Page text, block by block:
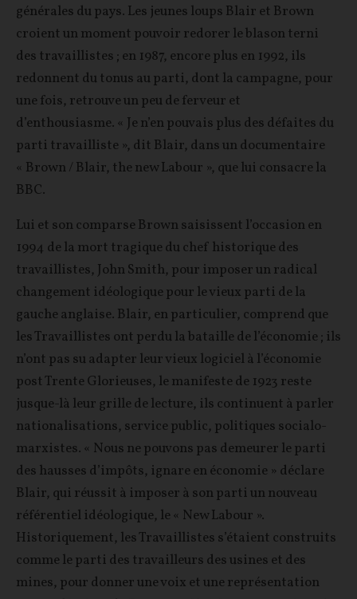
générales du pays. Les jeunes loups Blair et Brown
croient un moment pouvoir redorer le blason terni
des travaillistes ; en 1987, encore plus en 1992, ils
redonnent du tonus au parti, dont la campagne, pour
une fois, retrouve un peu de ferveur et
d’enthousiasme. « Je n’en pouvais plus des défaites du
parti travailliste », dit Blair, dans un documentaire
« Brown / Blair, the new Labour », que lui consacre la
BBC.
Lui et son comparse Brown saisissent l’occasion en
1994 de la mort tragique du chef historique des
travaillistes, John Smith, pour imposer un radical
changement idéologique pour le vieux parti de la
gauche anglaise. Blair, en particulier, comprend que
les Travaillistes ont perdu la bataille de l’économie ; ils
n’ont pas su adapter leur vieux logiciel à l’économie
post Trente Glorieuses, le manifeste de 1923 reste
jusque-là leur grille de lecture, ils continuent à parler
nationalisations, service public, politiques socialo-
marxistes. « Nous ne pouvons pas demeurer le parti
des hausses d’impôts, ignare en économie » déclare
Blair, qui réussit à imposer à son parti un nouveau
référentiel idéologique, le « New Labour ».
Historiquement, les Travaillistes s’étaient construits
comme le parti des travailleurs des usines et des
mines, pour donner une voix et une représentation